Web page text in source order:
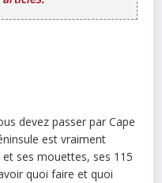
devez passer par Cape
est vraiment
et ses mouettes, ses 115
quoi faire et quoi